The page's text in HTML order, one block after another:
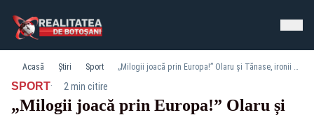
Acasă Știri Sport „Milogii joacă prin Europa!” Olaru și Tănase, ironii devastatoare după victoria cu Dinamo pentru barajul Conference League
SPORT· 2 min citire
„Milogii joacă prin Europa!” Olaru și